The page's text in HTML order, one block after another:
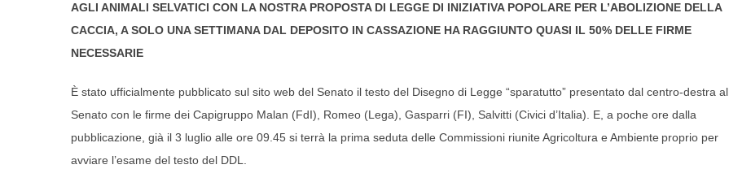
AGLI ANIMALI SELVATICI CON LA NOSTRA PROPOSTA DI LEGGE DI INIZIATIVA POPOLARE PER L’ABOLIZIONE DELLA
CACCIA, A SOLO UNA SETTIMANA DAL DEPOSITO IN CASSAZIONE HA RAGGIUNTO QUASI IL 50% DELLE FIRME
NECESSARIE
È stato ufficialmente pubblicato sul sito web del Senato il testo del Disegno di Legge “sparatutto” presentato dal centro-destra al
Senato con le firme dei Capigruppo Malan (FdI), Romeo (Lega), Gasparri (FI), Salvitti (Civici d’Italia). E, a poche ore dalla
pubblicazione, già il 3 luglio alle ore 09.45 si terrà la prima seduta delle Commissioni riunite Agricoltura e Ambiente proprio per
avviare l’esame del testo del DDL.